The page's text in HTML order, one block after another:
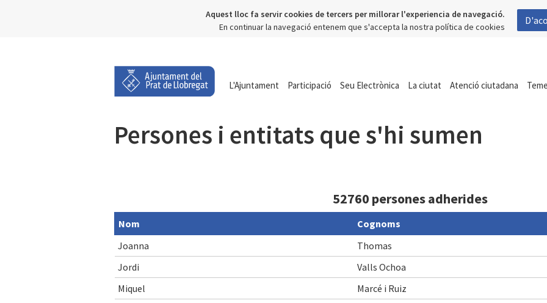
Aquest lloc fa servir cookies de tercers per millorar l'experiencia de navegació.
En continuar la navegació entenem que s'accepta la nostra política de cookies
L'Ajuntament Participació Seu Electrònica La ciutat Atenció ciutadana
Persones i entitats que s'hi sumen
52760 persones adherides
Nom
Cognoms
Joanna
Thomas
Jordi
Valls Ochoa
Miquel
Marcé i Ruiz